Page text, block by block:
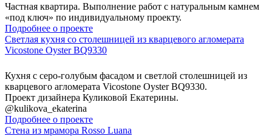
Частная квартира. Выполнение работ с натуральным камнем
«под ключ» по индивидуальному проекту.
Подробнее о проекте
Светлая кухня со столешницей из кварцевого агломерата
Vicostone Oyster BQ9330
Кухня с серо-голубым фасадом и светлой столешницей из
кварцевого агломерата Vicostone Oyster BQ9330.
Проект дизайнера Куликовой Екатерины.
@kulikova_ekaterina
Подробнее о проекте
Стена из мрамора Rosso Luana